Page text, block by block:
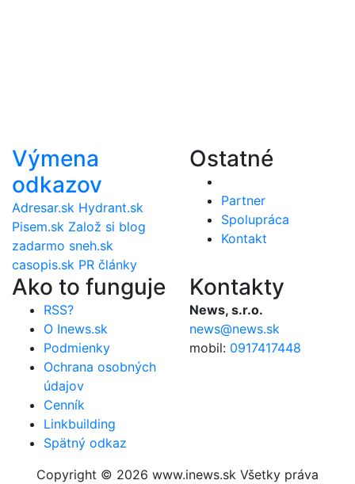
Výmena
odkazov
Adresar.sk Hydrant.sk
Pisem.sk Založ si blog
zadarmo sneh.sk
casopis.sk PR články
Ostatné
Partner
Spolupráca
Kontakt
Ako to funguje
RSS?
O Inews.sk
Podmienky
Ochrana osobných
údajov
Cenník
Linkbuilding
Spätný odkaz
Kontakty
News, s.r.o.
news@news.sk
mobil: 0917417448
Copyright © 2026 www.inews.sk Všetky práva